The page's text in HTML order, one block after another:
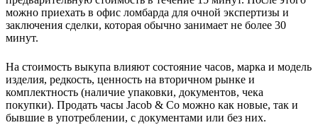
можно приехать в офис ломбарда для очной экспертизы и
заключения сделки, которая обычно занимает не более 30
минут.
На стоимость выкупа влияют состояние часов, марка и модель
изделия, редкость, ценность на вторичном рынке и
комплектность (наличие упаковки, документов, чека
покупки). Продать часы Jacob & Co можно как новые, так и
бывшие в употреблении, с документами или без них.